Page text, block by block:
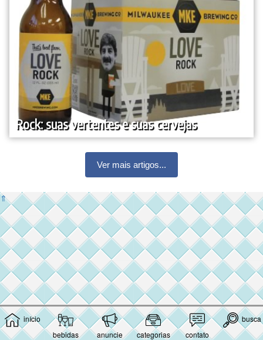
início
bebidas
anuncie categorias contato
busca
Rock: suas vertentes e suas cervejas
Ver mais artigos...
⇑